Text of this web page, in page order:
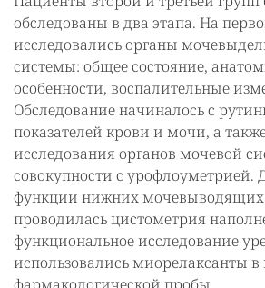
обследованы в два этапа. На
исследовались органы
системы: общее состояние,
особенности, воспалительные
Обследование начиналось с
показателей крови и мочи, а
исследования органов мочевой
совокупности с урофлоуметрией.
функции нижних мочевыводящих
проводилась цистометрия
функциональное исследование
использовались миорелаксанты в